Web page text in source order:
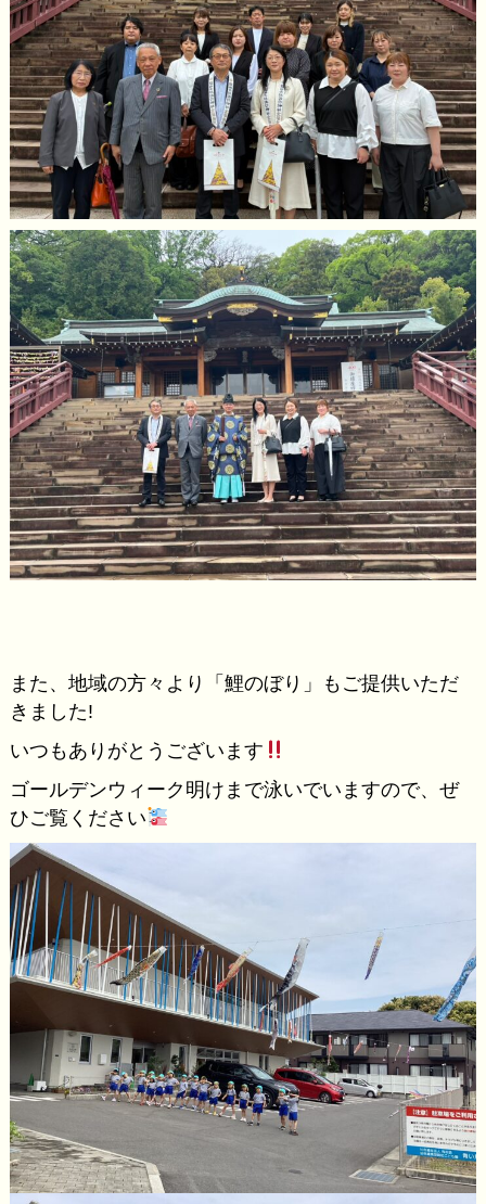
また、地域の方々より「鯉のぼり」もご提供いただ
きました!
いつもありがとうございます
ゴールデンウィーク明けまで泳いでいますので、ぜ
ひご覧ください